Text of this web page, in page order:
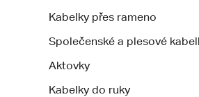
Kabelky přes rameno
Společenské a plesové
Aktovky
Kabelky do ruky